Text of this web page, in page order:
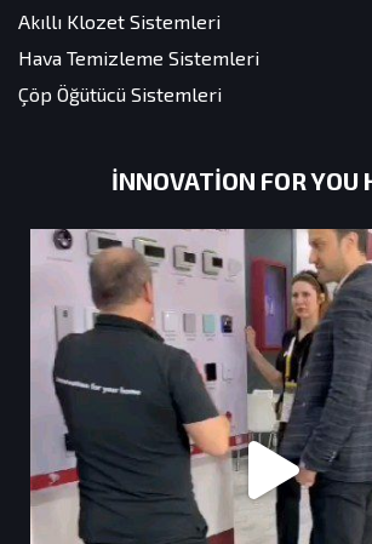
Akıllı Klozet Sistemleri
Hava Temizleme Sistemleri
Çöp Öğütücü Sistemleri
INNOVATION FOR YOU